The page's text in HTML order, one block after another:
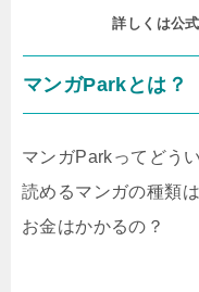
詳しくは公
マンガParkとは？
マンガParkってどう
読めるマンガの種類は
お金はかかるの？